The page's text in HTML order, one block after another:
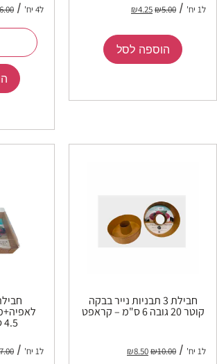
ל1 יח' ₪5.00
₪4.25
הוספה לסל
ל4 יח' 6.00
חבילת 3 תבניות נייר בבקה
קוטר 20 גובה 6 ס"מ – קראפט
ל1 יח' ₪10.00
₪8.50
4.5 ס"מ – קראפט
ל1 יח' 7.00